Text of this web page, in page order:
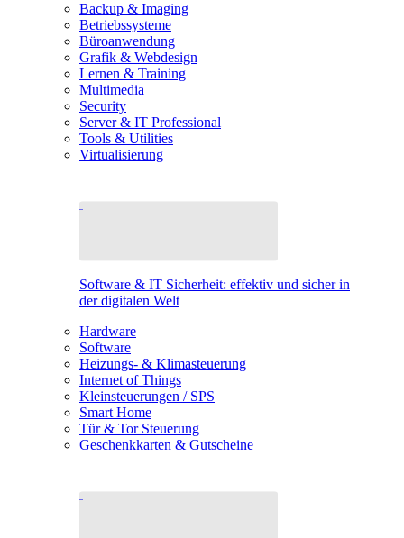
Backup & Imaging
Betriebssysteme
Büroanwendung
Grafik & Webdesign
Lernen & Training
Multimedia
Security
Server & IT Professional
Tools & Utilities
Virtualisierung
Software & IT Sicherheit: effektiv und sicher in
der digitalen Welt
Hardware
Software
Heizungs- & Klimasteuerung
Internet of Things
Kleinsteuerungen / SPS
Smart Home
Tür & Tor Steuerung
Geschenkkarten & Gutscheine